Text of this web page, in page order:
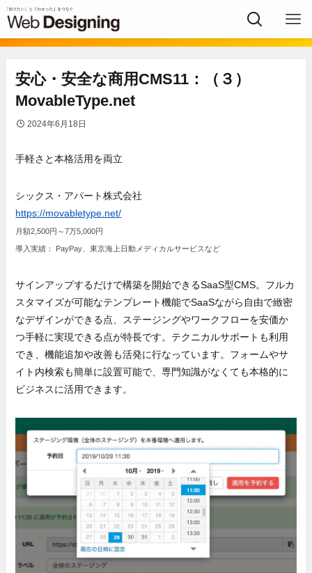
安心・安全な商用CMS11：（３）
MovableType.net
2024年6月18日
手軽さと本格活用を両立
シックス・アパート株式会社
https://movabletype.net/
月額2,500円～7万5,000円
導入実績： PayPay、東京海上日動メディカルサービスなど
サインアップするだけで構築を開始できるSaaS型CMS。フルカ
スタマイズが可能なテンプレート機能でSaaSながら自由で緻密
なデザインができる点、ステージングやワークフローを安価か
つ手軽に実現できる点が特長です。テクニカルサポートも利用
でき、機能追加や改善も活発に行なっています。フォームやサ
イト内検索も簡単に設置可能で、専門知識がなくても本格的に
ビジネスに活用できます。